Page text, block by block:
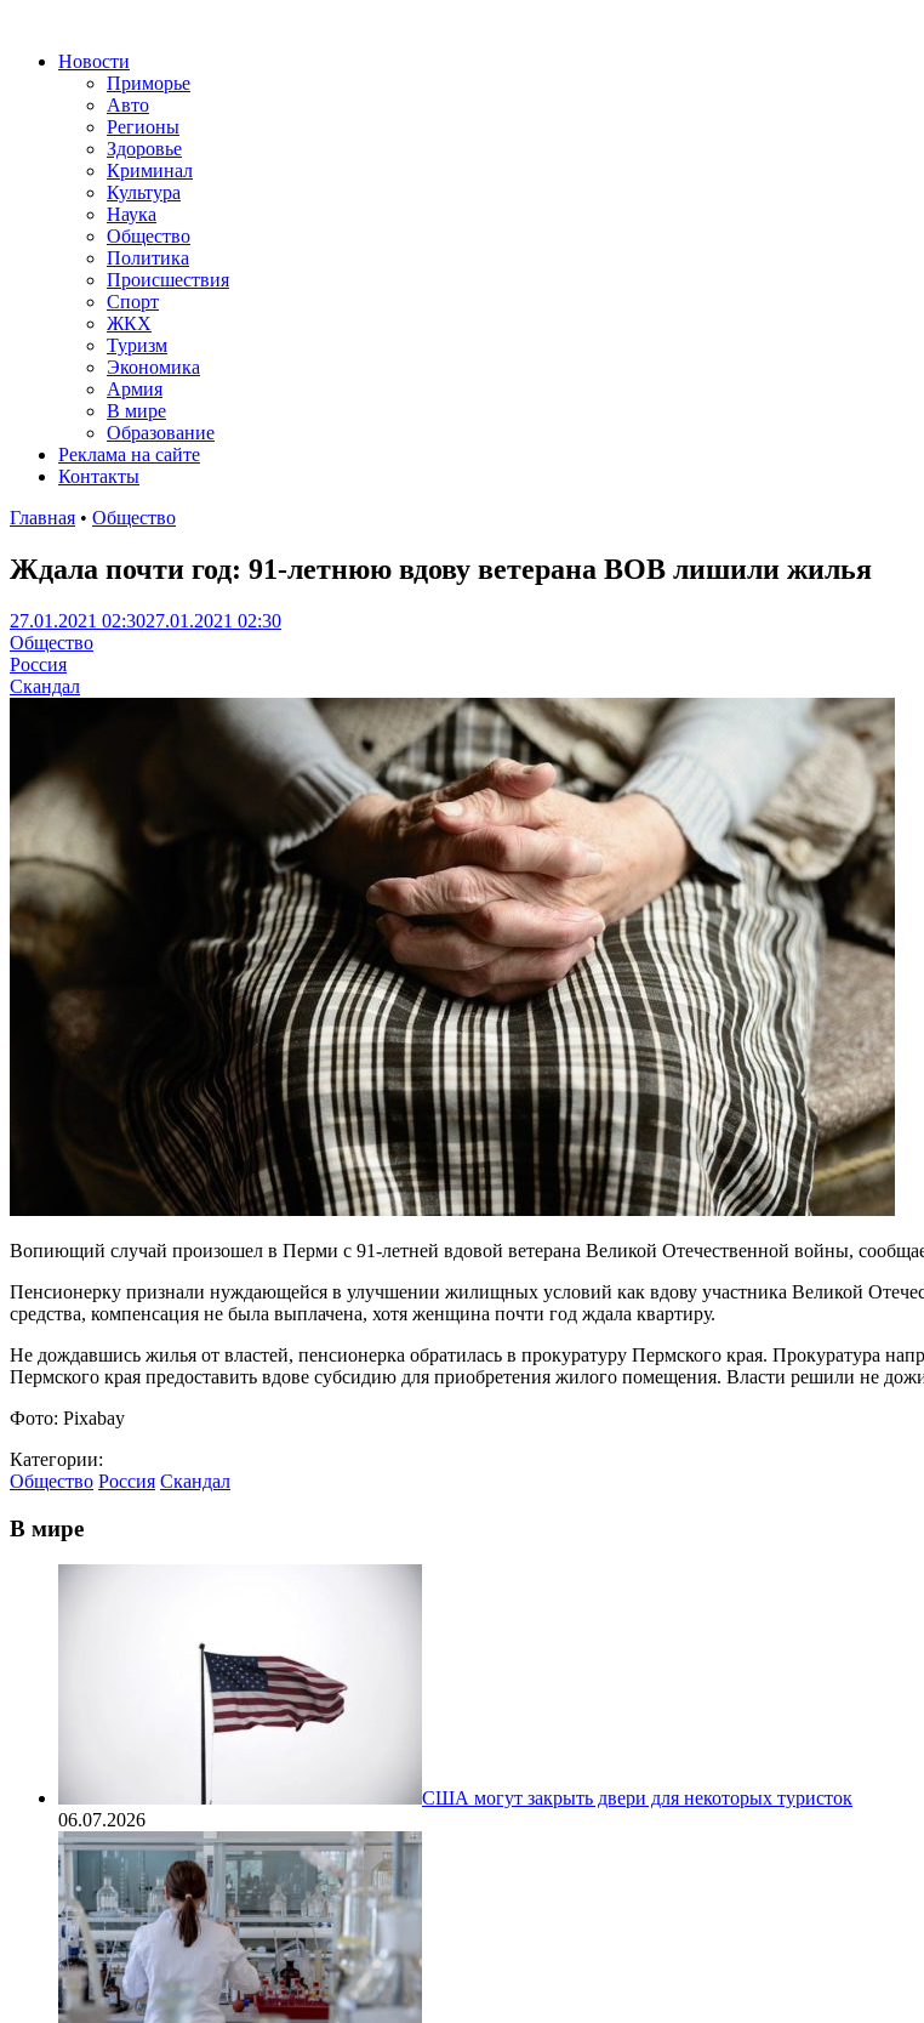
Новости
Приморье
Авто
Регионы
Здоровье
Криминал
Культура
Наука
Общество
Политика
Происшествия
Спорт
ЖКХ
Туризм
Экономика
Армия
В мире
Образование
Реклама на сайте
Контакты
Главная • Общество
Ждала почти год: 91-летнюю вдову ветерана ВОВ лишили жилья
27.01.2021 02:3027.01.2021 02:30
Общество
Россия
Скандал
Вопиющий случай произошел в Перми с 91-летней вдовой ветерана Великой Отечественной войны,
Пенсионерку признали нуждающейся в улучшении жилищных условий как вдову участника Великой
средства, компенсация не была выплачена, хотя женщина почти год ждала квартиру.
Не дождавшись жилья от властей, пенсионерка обратилась в прокуратуру Пермского края. Прокуратура
Пермского края предоставить вдове субсидию для приобретения жилого помещения. Власти решили не
Фото: Pixabay
Категории:
Общество Россия Скандал
В мире
США могут закрыть двери для некоторых туристок
06.07.2026